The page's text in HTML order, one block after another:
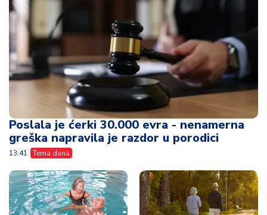
Poslala je ćerki 30.000 evra - nenamerna
greška napravila je razdor u porodici
13:41 Tema dana